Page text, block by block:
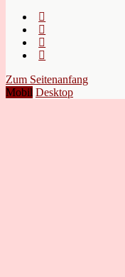
Zum Seitenanfang
Mobil Desktop